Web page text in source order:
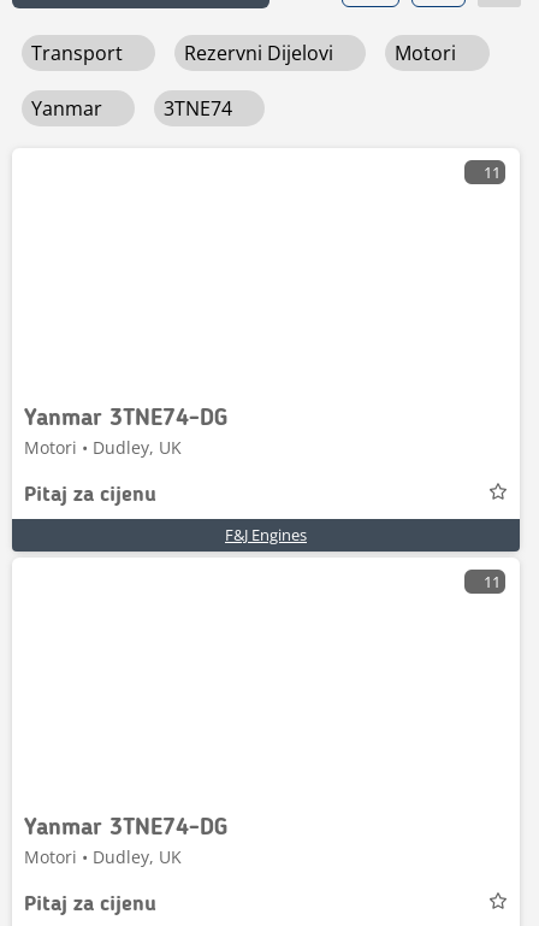
Transport Rezervni Dijelovi Motori
Yanmar 3TNE74
11
Yanmar 3TNE74-DG
Motori • Dudley, UK
Pitaj za cijenu
F&J Engines
11
Yanmar 3TNE74-DG
Motori • Dudley, UK
Pitaj za cijenu